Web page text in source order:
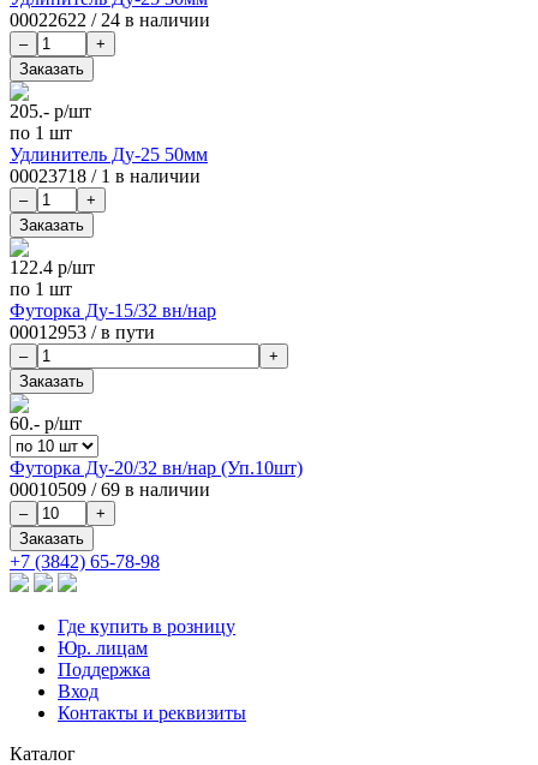
00022622 / 24 в наличии
205.- р/шт
по 1 шт
Удлинитель Ду-25 50мм
00023718 / 1 в наличии
122.4 р/шт
по 1 шт
Футорка Ду-15/32 вн/нар
00012953 /в пути
60.- р/шт
Футорка Ду-20/32 вн/нар (Уп.10шт)
00010509 /69 в наличии
+7 (3842) 65-78-98
Где купить в розницу
Юр. лицам
Поддержка
Вход
Контакты и реквизиты
Каталог